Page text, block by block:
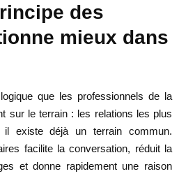
des
mieux dans
que les professionnels de la
sur le terrain : les relations les plus
il existe déjà un terrain commun.
facilite la conversation, réduit la
et donne rapidement une raison